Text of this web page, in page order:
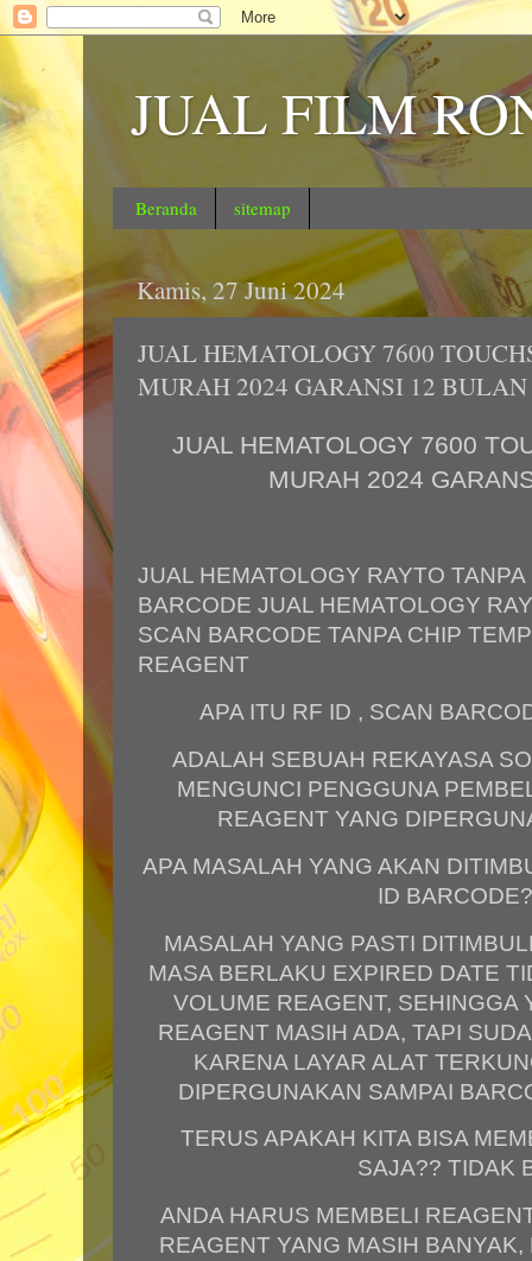
JUAL FILM
Beranda sitemap
Kamis, 27 Juni 2024
JUAL HEMATOLOGY 7600
MURAH 2024 GARANSI 12 BULAN
JUAL HEMATOLOGY 7600
MURAH 2024
JUAL HEMATOLOGY RAYTO
BARCODE JUAL HEMATOLOGY
SCAN BARCODE TANPA CHIP
REAGENT
APA ITU RF ID , SCAN
ADALAH SEBUAH REKAYASA
MENGUNCI PENGGUNA
REAGENT YANG
APA MASALAH YANG AKAN
ID
MASALAH YANG PASTI
MASA BERLAKU EXPIRED DATE
VOLUME REAGENT, SEHINGGA
REAGENT MASIH ADA, TAPI
KARENA LAYAR ALAT
DIPERGUNAKAN SAMPAI
TERUS APAKAH KITA BISA
SAJA?? TIDAK
ANDA HARUS MEMBELI
REAGENT YANG MASIH